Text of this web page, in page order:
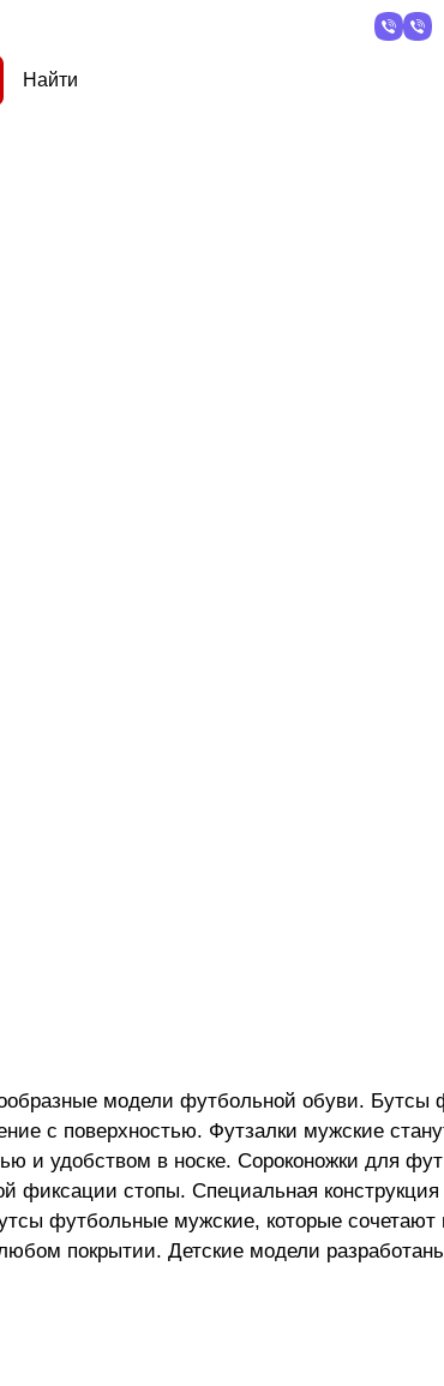
модели футбольной обуви.
с поверхностью. Футзалки мужские
и удобством в носке. Сороконожки для
стопы. Специальная
футбольные мужские, которые
покрытии. Детские модели
и мужчин. Сороконожки футбольные
удобную шнуровку, которая обеспечивает